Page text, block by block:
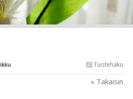
Tuotehaku
« Takaisin